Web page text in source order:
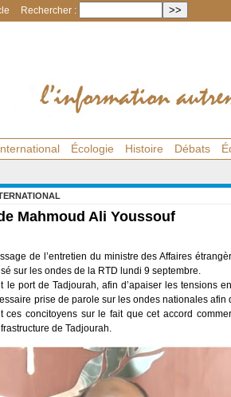
Rechercher :
Écologie Histoire Débats
Mahmoud Ali Youssouf
de l’entretien du ministre des Affaires
sur les ondes de la RTD lundi 9 septembre.
port de Tadjourah, afin d’apaiser les tensions
prise de parole sur les ondes nationales afin
concitoyens sur le fait que cet accord
de Tadjourah.